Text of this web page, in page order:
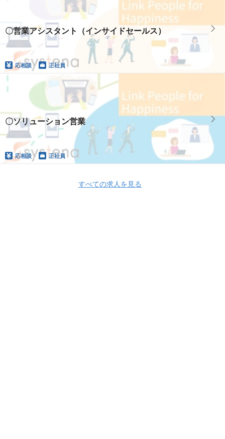
〇営業アシスタント（インサイドセールス）
応相談 正社員
〇ソリューション営業
応相談 正社員
すべての求人を見る